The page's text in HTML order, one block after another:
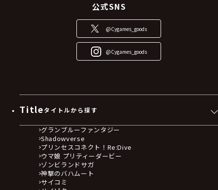
公式SNS
@Cygames_goods
@Cygames_goods
Titleタイトルから探す
グランブルーファンタジー
Shadowverse
プリンセスコネクト！Re:Dive
ウマ娘 プリティーダービー
ゾンビランドサガ
神撃のバハムート
サイコミ